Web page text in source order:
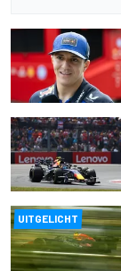
UITGELICHT